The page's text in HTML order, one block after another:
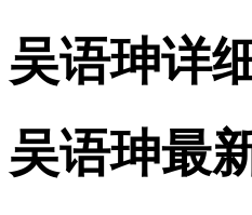
吴语珅详
吴语珅最